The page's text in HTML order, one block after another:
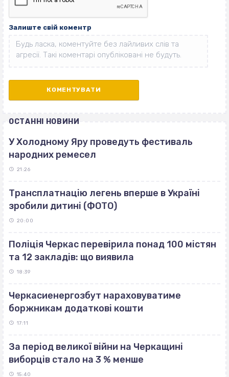
Залиште свій коментр
ОСТАННІ НОВИНИ
У Холодному Яру проведуть фестиваль
народних ремесел
21:26
Трансплатнацію легень вперше в Україні
зробили дитині (ФОТО)
20:00
Поліція Черкас перевірила понад 100 містян
та 12 закладів: що виявила
18:39
Черкасиенергозбут нараховуватиме
боржникам додаткові кошти
17:11
За період великої війни на Черкащині
виборців стало на 3 % менше
15:40